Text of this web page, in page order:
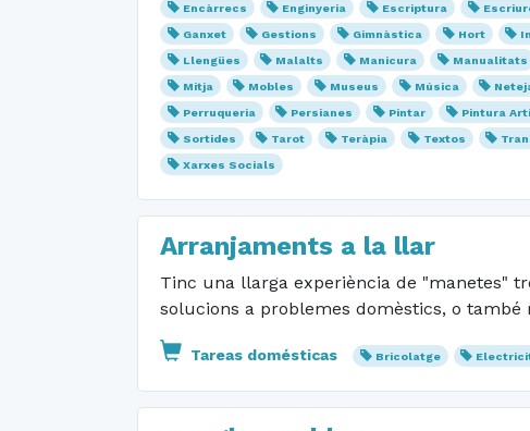
Encàrrecs
Enginyeria Escriptura
Ganxet
Gestions Gimnàstica Hort
Llengües
Malalts Manicura Manualitats
Mitja
Mobles Museus Música
Perruqueria
Persianes Pintar Pintura
Sortides
Tarot Teràpia Textos
Xarxes Socials
Arranjaments a la llar
Tinc una llarga experiència de "manetes"
solucions a problemes domèstics, o
Tareas domésticas Bricolatge